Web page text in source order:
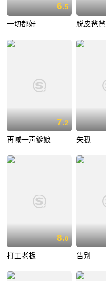
6.5
一切都好 脱皮爸爸
7.2
再喊一声爹娘 失孤
8.0
打工老板 告别